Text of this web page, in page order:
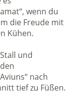
wenn du
die Freude mit
Kühen.
und
nach
tief zu Füßen.